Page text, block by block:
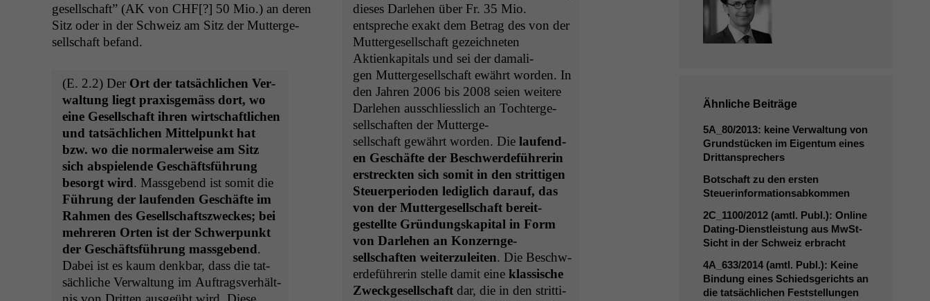
ge­sellschaft” (AK von CHF[?] 50 Mio.) an deren
Sitz oder in der Schweiz am Sitz der Mut­terge­
sellschaft befand.
(E. 2.2) Der Ort der tat­säch­lichen Ver­
wal­tung liegt prax­is­gemäss dort, wo
eine Gesellschaft ihren wirtschaftlichen
und tat­säch­lichen Mit­telpunkt hat
bzw. wo die nor­maler­weise am Sitz
sich abspie­lende Geschäfts­führung
besorgt wird. Mass­gebend ist somit die
Führung der laufend­en Geschäfte im
Rah­men des Gesellschaft­szweck­es; bei
mehreren Orten ist der Schw­er­punkt
der Geschäfts­führung mass­gebend.
Dabei ist es kaum denkbar, dass die tat­
säch­liche Ver­wal­tung im Auf­tragsver­hält­
dieses Dar­lehen über Fr. 35 Mio.
entspreche exakt dem Betrag des von der
Mut­terge­sellschaft geze­ich­neten
Aktienkap­i­tals und sei der dama­li­
gen Mut­terge­sellschaft ewährt wor­den. In
den Jahren 2006 bis 2008 seien weit­ere
Dar­lehen auss­chliesslich an Tochterge­
sellschaften der Mut­terge­
sellschaft gewährt wor­den. Die laufend­
en Geschäfte der Beschw­erde­führerin
erstreck­ten sich somit in den strit­ti­gen
Steuer­pe­ri­o­den lediglich darauf, das
von der Mut­terge­sellschaft bere­it­
gestellte Grün­dungskap­i­tal in Form
von Dar­lehen an Konz­ernge­
sellschaften weit­erzuleit­en. Die Beschw­
erde­führerin stelle damit eine klas­sis­che
Zweck­ge­sellschaft dar, die in den strit­ti­
Ähnliche Beiträge
5A_80/2013: keine Verwaltung von
Grundstücken im Eigentum eines
Drittansprechers
Botschaft zu den ersten
Steuerinformationsabkommen
2C_1100/2012 (amtl. Publ.): Online
Dating-Dienstleistung aus MwSt-
Sicht in der Schweiz erbracht
4A_633/2014 (amtl. Publ.): Keine
Bindung eines Schiedsgerichts an
die tatsächlichen Feststellungen